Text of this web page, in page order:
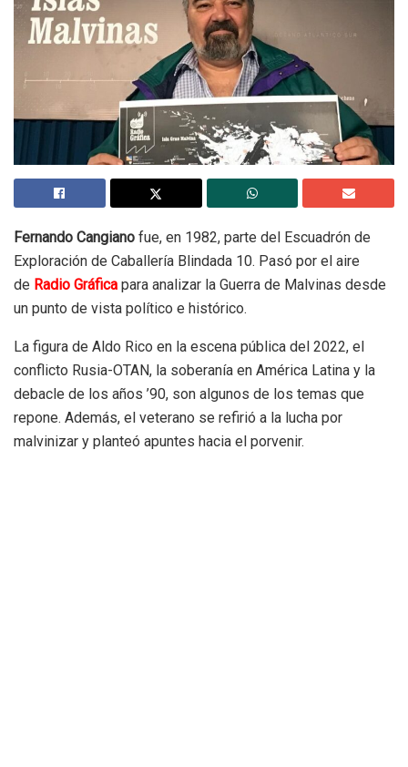
Fernando Cangiano fue, en 1982, parte del Escuadrón de
Exploración de Caballería Blindada 10. Pasó por el aire
de Radio Gráfica para analizar la Guerra de Malvinas desde
un punto de vista político e histórico.
La figura de Aldo Rico en la escena pública del 2022, el
conflicto Rusia-OTAN, la soberanía en América Latina y la
debacle de los años ’90, son algunos de los temas que
repone. Además, el veterano se refirió a la lucha por
malvinizar y planteó apuntes hacia el porvenir.